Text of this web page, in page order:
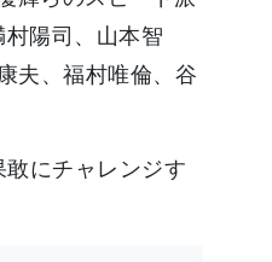
陽司、山本智
夫、福村唯倫、谷
にチャレンジす